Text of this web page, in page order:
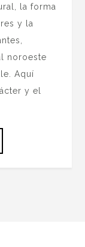
la forma
y la
noroeste
Aquí
y el